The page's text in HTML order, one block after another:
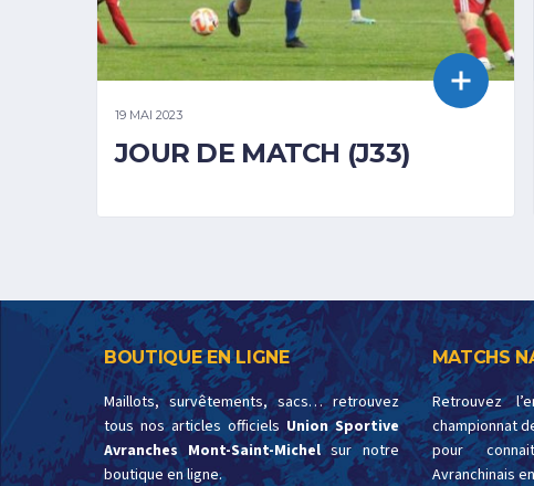
19 MAI 2023
JOUR DE MATCH (J33)
BOUTIQUE EN LIGNE
Maillots, survêtements, sacs… retrouvez
tous nos articles officiels Union Sportive
Avranches Mont-Saint-Michelsur notre
boutique en ligne.
MATCHS
Retrouvez
championnat
pour
Avranchinais